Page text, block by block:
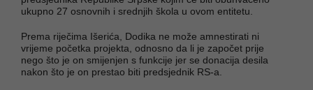
ukupno 27 osnovnih i srednjih škola u ovom entitetu.
Prema riječima Išerića, Dodika ne može amnestirati ni
vrijeme početka projekta, odnosno da li je započet prije
nego što je on smijenjen s funkcije jer se donacija desila
nakon što je on prestao biti predsjednik RS-a.